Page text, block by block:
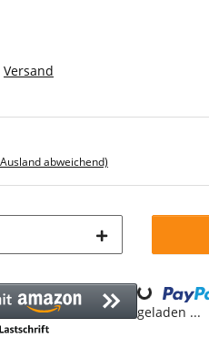
Versand
abweichend)
Loading...geladen ...